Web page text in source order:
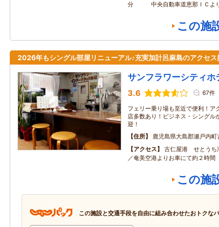
分 中央自動車道恵那ＩＣより
この施
2026年もシングル部屋リニューアル♪充実加計呂麻島のアクセス
サンフラワーシティホ
3.6 67件
フェリー乗り場も至近で便利！ア
店多数あり！ビジネス・シングル
迎！
住所
鹿児島県大島郡瀬戸内
アクセス
古仁屋港 せとうち
／奄美空港よりお車にて約２時間
この施
この施設と交通手段を自由に組み合わせたおトクな